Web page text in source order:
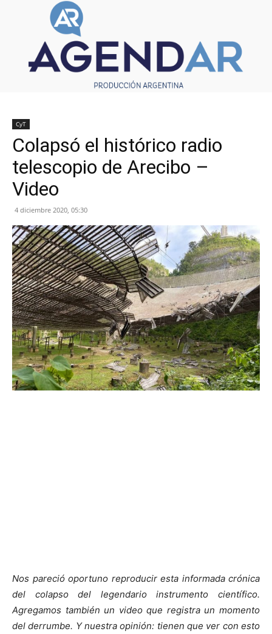
CyT
Colapsó el histórico radio
telescopio de Arecibo –
Video
4 diciembre 2020, 05:30
Nos pareció oportuno reproducir esta informada crónica
del colapso del legendario instrumento científico.
Agregamos también un video que registra un momento
del derrumbe. Y nuestra opinión: tienen que ver con esto